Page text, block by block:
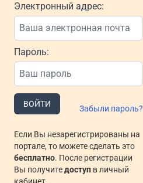
Электронный адрес:
Пароль:
ВОЙТИ Забыли пароль?
Если Вы незарегистрированы на
портале, то можете сделать это
бесплатно. После регистрации
Вы получитедоступ в личный